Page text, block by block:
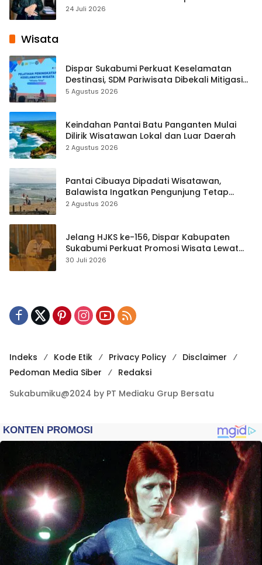
Pembelajaran Digital Tingkat Internasional
24 Juli 2026
Wisata
Dispar Sukabumi Perkuat Keselamatan
Destinasi, SDM Pariwisata Dibekali Mitigasi
hingga Teknik Evakuasi
5 Agustus 2026
Keindahan Pantai Batu Panganten Mulai
Dilirik Wisatawan Lokal dan Luar Daerah
2 Agustus 2026
Pantai Cibuaya Dipadati Wisatawan,
Balawista Ingatkan Pengunjung Tetap
Waspada
2 Agustus 2026
Jelang HJKS ke-156, Dispar Kabupaten
Sukabumi Perkuat Promosi Wisata Lewat
Publikasi Digital
30 Juli 2026
Indeks Kode Etik Privacy Policy
Disclaimer
Pedoman Media Siber
Redaksi
Sukabumiku@2024 by PT Mediaku Grup Bersatu